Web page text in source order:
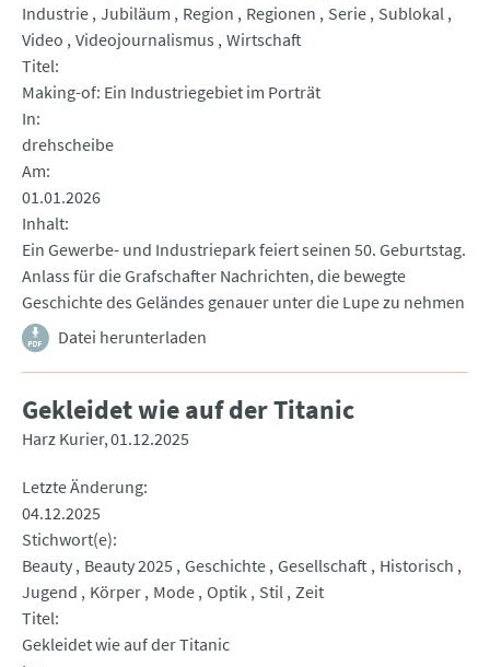
Industrie Jubiläum Region Regionen Serie Sublokal
Video Videojournalismus Wirtschaft
Titel
Making-of: Ein Industriegebiet im Porträt
In
drehscheibe
Am
01.01.2026
Inhalt
Ein Gewerbe- und Industriepark feiert seinen 50. Geburtstag.
Anlass für die Grafschafter Nachrichten, die bewegte
Geschichte des Geländes genauer unter die Lupe zu nehmen
Datei herunterladen
Gekleidet wie auf der Titanic
Harz Kurier 01.12.2025
Letzte Änderung
04.12.2025
Stichwort(e)
Beauty Beauty 2025 Geschichte Gesellschaft Historisch
Jugend
Körper Mode Optik Stil Zeit
Titel
Gekleidet wie auf der Titanic